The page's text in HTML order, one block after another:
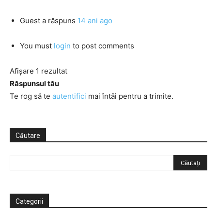
Guest a răspuns 14 ani ago
You must login to post comments
Afișare 1 rezultat
Răspunsul tău
Te rog să te autentifici mai întâi pentru a trimite.
Căutare
Categorii